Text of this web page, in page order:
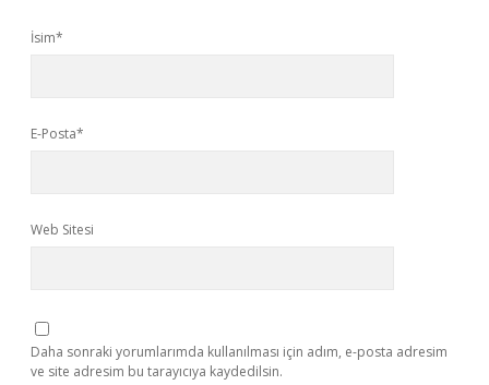
İsim*
E-Posta*
Web Sitesi
Daha sonraki yorumlarımda kullanılması için adım, e-posta adresim
ve site adresim bu tarayıcıya kaydedilsin.